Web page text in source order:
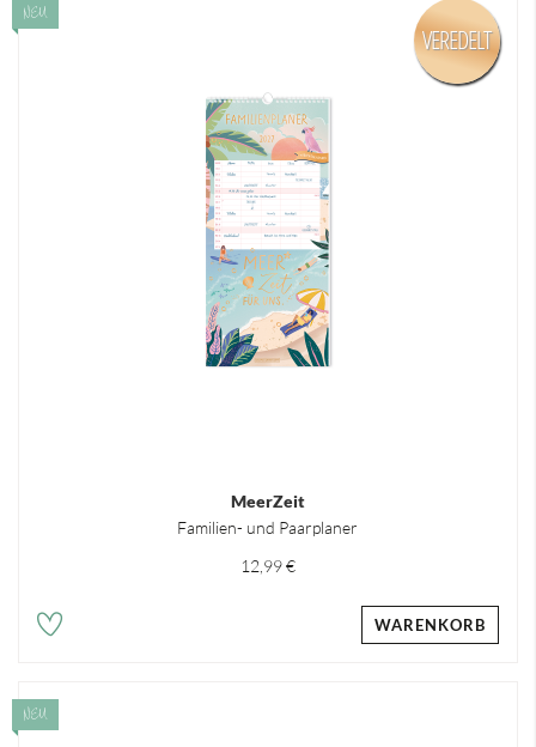
MeerZeit
Familien- und Paarplaner
12,99 €
NEU
VEREDELT
WARENKORB
NEU